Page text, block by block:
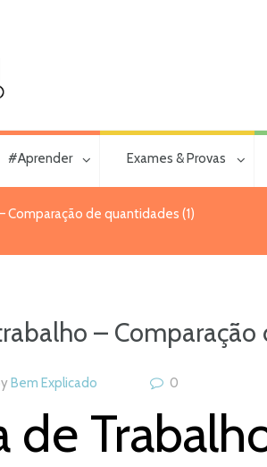
#Aprender Exames & Provas
Comparação de quantidades (1)
– Comparação
Bem Explicado 0
de